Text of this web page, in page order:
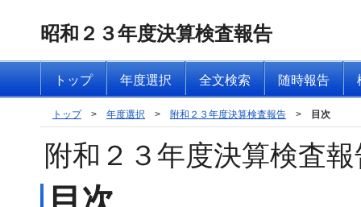
昭和２３年度決算検査報告
トップ 年度選択 全文検索 随時報告
トップ > 年度選択 > 附和２３年度決算検査報告 > 目次
附和２３年度決算検査